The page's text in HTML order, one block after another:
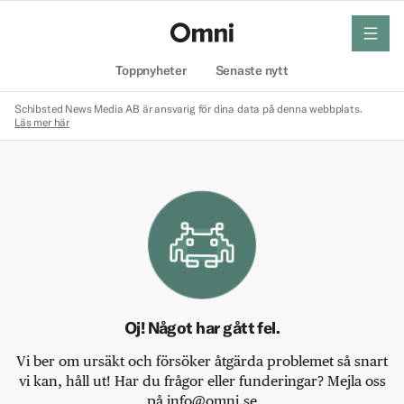
Toppnyheter Senaste nytt
meny
Schibsted News Media AB är ansvarig för dina data på denna webbplats.
Läs mer här
Oj! Något har gått fel.
Vi ber om ursäkt och försöker åtgärda problemet så snart
vi kan, håll ut! Har du frågor eller funderingar? Mejla oss